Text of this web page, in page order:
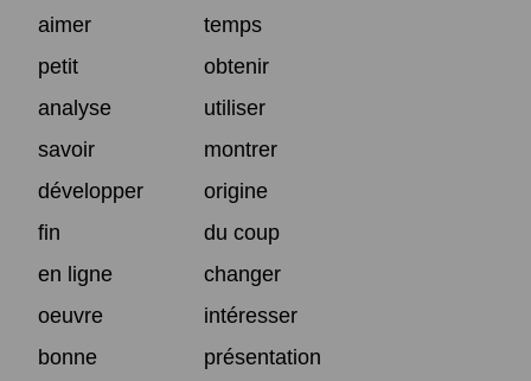
aimer
temps
petit
obtenir
analyse
utiliser
savoir
montrer
développer
origine
fin
du coup
en ligne
changer
oeuvre
intéresser
bonne
présentation